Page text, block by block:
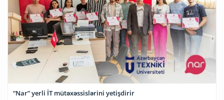
“Nar” yerli İT mütəxəssislərini yetişdirir